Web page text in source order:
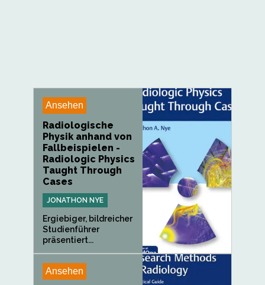
Ansehen
Radiologische
Physik anhand von
Fallbeispielen -
Radiologic Physics
Taught Through
Cases
JONATHON NYE
Ergiebiger, bildreicher
Studienführer
präsentiert...
Ansehen